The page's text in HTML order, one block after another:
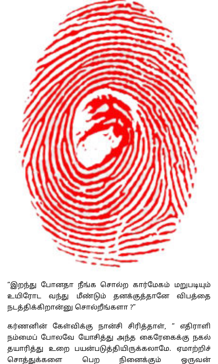
“இறந்து போனதா நீங்க சொல்ற கார்மேகம் மறுபடியும்
உயிரோட வந்து மீண்டும் தனக்குத்தானே விபத்தை
நடத்திக்கிறான்னு சொல்றீங்களா ?”
கர்ணனின் கேள்விக்கு நான்சி சிரித்தாள், “ எதிராளி
நம்மைப் போலவே யோசித்து அந்த கைரேகைக்கு நகல்
தயாரித்து உறை பயன்படுத்தியிருக்கலாமே. ஏமாற்றிச்
சொத்துக்களை பெற நினைக்கும் ஒருவன்